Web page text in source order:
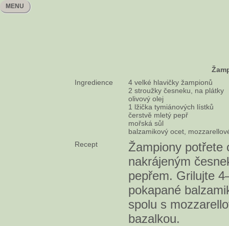
MENU
Ingredience
4 velké hlavičky žampionů
2 stroužky česneku, na plátky
olivový olej
1 lžička tymiánových lístků
čerstvě mletý pepř
mořská sůl
balzamikový ocet,
Recept
Žampiony potřete
nakrájeným
pepřem. Grilujte
pokapané
spolu s
bazalkou.